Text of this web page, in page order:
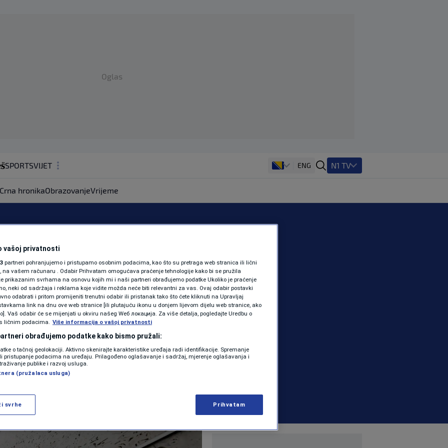
Oglas
SPORTSVIJET
ZDRAVLJE
SHOWBIZ
PODCAST
N1 SPECIJAL
FENOMENI
NEISTRAŽENO
VIRALNO
VIDEO
ENG N1 TV
Crna hronikaObrazovanjeVrijeme
priprema za novo
miliona eura na
| EKONOMIJA | 0 komentara
Više
vašoj privatnosti
partneri pohranjujemo i pristupamo osobnim podacima, kao što su pretraga web stranica ili lični
na vašem računaru . Odabir Prihvatam omogućava praćenje tehnologije kako bi se pružila
prikazanim svrhama na osnovu kojih mi i naši partneri obrađujemo podatke Ukoliko je praćenje
neki od sadržaja i reklama koje vidite možda neće biti relevantni za vas. Ovaj odabir postavki
odabrati i pritom promijeniti trenutni odabir ili pristanak tako što ćete kliknuti na Upravljaj
link na dnu ove web stranice [ili plutajuću ikonu u donjem lijevom dijelu web stranice, ako
Vaš odabir će se mijenjati u okviru našeg Wеб локација. Za više detalja, pogledajte Uredbu o
ličnim podacima. Više informacija o vašoj privatnosti
obrađujemo podatke kako bismo pružali:
o tačnoj geolokaciji. Aktivno skenirajte karakteristike uređaja radi identifikacije. Spremanje
pristupanje podacima na uređaju. Prilagođeno oglašavanje i sadržaj, mjerenje oglašavanja i
publike i razvoj usluga.
(pružalaca usluga)
svrhe Prihvatam